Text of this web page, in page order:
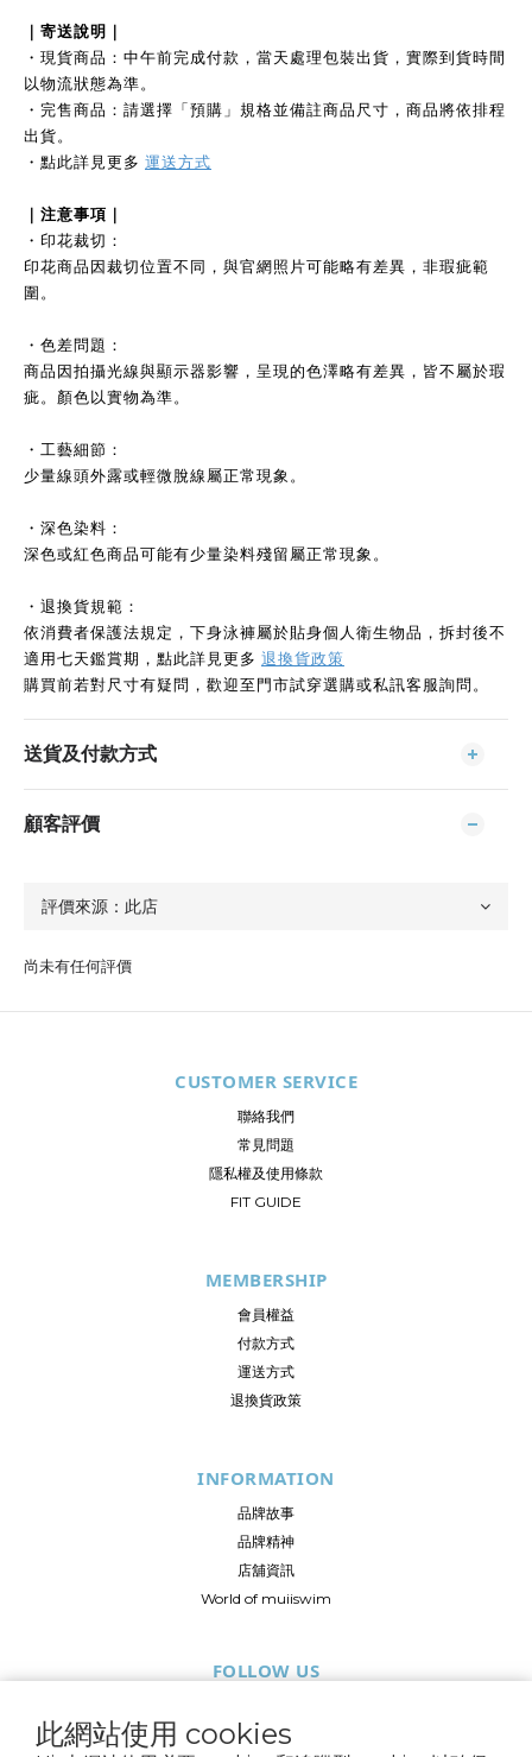
此網站使用 cookies
｜寄送說明｜
・現貨商品：中午前完成付款，當天處理包裝出貨，實際到貨時間
以物流狀態為準。
・完售商品：請選擇「預購」規格並備註商品尺寸，商品將依排程
出貨。
・點此詳見更多 運送方式
｜注意事項｜
・印花裁切：
印花商品因裁切位置不同，與官網照片可能略有差異，非瑕疵範
圍。
・色差問題：
商品因拍攝光線與顯示器影響，呈現的色澤略有差異，皆不屬於瑕
疵。顏色以實物為準。
・工藝細節：
少量線頭外露或輕微脫線屬正常現象。
・深色染料：
深色或紅色商品可能有少量染料殘留屬正常現象。
・退換貨規範：
依消費者保護法規定，下身泳褲屬於貼身個人衛生物品，拆封後不
適用七天鑑賞期，點此詳見更多 退換貨政策
購買前若對尺寸有疑問，歡迎至門市試穿選購或私訊客服詢問。
送貨及付款方式
顧客評價
尚未有任何評價
CUSTOMER SERVICE
聯絡我們
常見問題
隱私權及使用條款
FIT GUIDE
MEMBERSHIP
會員權益
付款方式
運送方式
退換貨政策
INFORMATION
品牌故事
品牌精神
店舖資訊
World of muiiswim
FOLLOW US